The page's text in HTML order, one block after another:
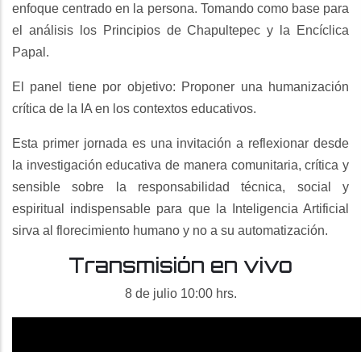
enfoque centrado en la persona. Tomando como base para
el análisis los Principios de Chapultepec y la Encíclica
Papal.
El panel tiene por objetivo: Proponer una humanización
crítica de la IA en los contextos educativos.
Esta primer jornada es una invitación a reflexionar desde
la investigación educativa de manera comunitaria, crítica y
sensible sobre la responsabilidad técnica, social y
espiritual indispensable para que la Inteligencia Artificial
sirva al florecimiento humano y no a su automatización.
Transmisión en vivo
8 de julio 10:00 hrs.